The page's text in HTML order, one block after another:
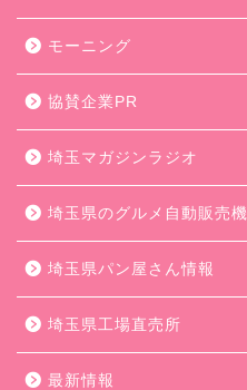
モーニング
協賛企業PR
埼玉マガジンラジオ
埼玉県のグルメ自動販売機
埼玉県パン屋さん情報
埼玉県工場直売所
最新情報